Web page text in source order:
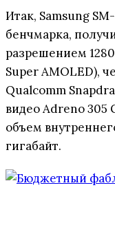
Итак, Samsung
бенчмарка,
разрешением
Super AMOLED),
Qualcomm
видео Adreno 305
объем
гигабайт.